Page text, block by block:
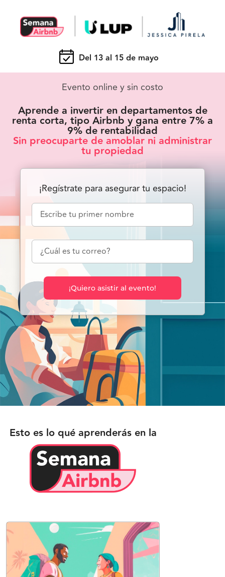
Del 13 al 15 de mayo
Evento online y sin costo
Aprende a invertir en departamentos de
renta corta, tipo Airbnb y gana entre 7% a
9% de rentabilidad
Sin preocuparte de amoblar ni administrar
tu propiedad
¡Regístrate para asegurar tu espacio!
¡Quiero asistir al evento!
Esto es lo qué aprenderás en la